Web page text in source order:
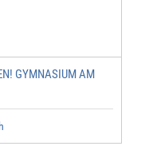
GYMNASIUM AM